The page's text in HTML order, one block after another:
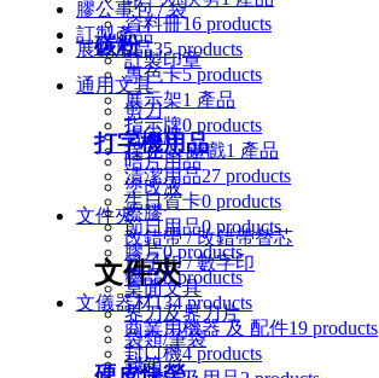
膠公事包 / 袋
訂製產品
訂製印章
通用文具
剪刀
告示牌
咭片用品
塗改液
擦膠
改錯帶 / 改錯帶替芯
日子印 / 數字印
桌面文具
界刀及界刀片
袋類/筆袋
錢箱
碳粉
打字機用品
文件夾
文件夾
資料冊16 products
展覽用品35 products
專色卡5 products
展示架1 產品
指示牌0 products
撲克 & 遊戲1 產品
清潔用品27 products
生日賀卡0 products
節日用品0 products
膠片0 products
藥品0 products
文儀器材134 products
商業用機器 及 配件19 products
封口機4 products